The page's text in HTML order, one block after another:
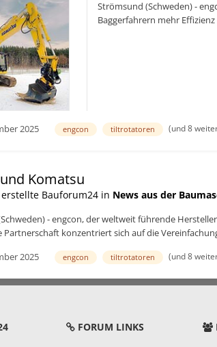
Strömsund (Schweden) -
Baggerfahrern mehr
2025 engcon tiltrotatoren (und 8
Komatsu
Bauforum24 in News aus der
- engcon, der weltweit führende
Partnerschaft konzentriert sich auf die
2025
engcon tiltrotatoren (und 8
FORUM LINKS